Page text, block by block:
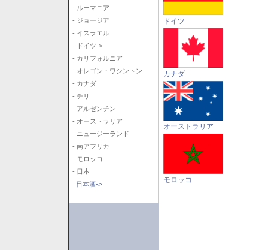
- ルーマニア
- ジョージア
- イスラエル
- ドイツ->
- カリフォルニア
- オレゴン・ワシントン
- カナダ
- チリ
- アルゼンチン
- オーストラリア
- ニュージーランド
- 南アフリカ
- モロッコ
- 日本
日本酒->
ドイツ
カナダ
オーストラリア
モロッコ